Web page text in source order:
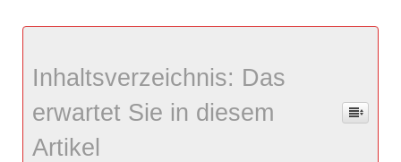
Inhaltsverzeichnis: Das
erwartet Sie in diesem
Artikel